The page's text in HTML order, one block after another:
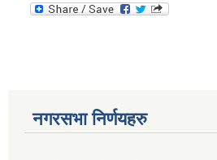
नगरसभा निर्णयहरु